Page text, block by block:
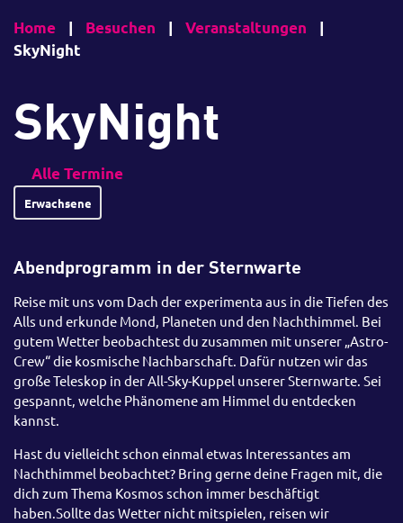
Home | Besuchen | Veranstaltungen
|
SkyNight
SkyNight
Alle Termine
Erwachsene
Abendprogramm in der Sternwarte
Reise mit uns vom Dach der experimenta aus in die Tiefen des
Alls und erkunde Mond, Planeten und den Nachthimmel. Bei
gutem Wetter beobachtest du zusammen mit unserer „Astro-
Crew“ die kosmische Nachbarschaft. Dafür nutzen wir das
große Teleskop in der All-Sky-Kuppel unserer Sternwarte. Sei
gespannt, welche Phänomene am Himmel du entdecken
kannst.
Hast du vielleicht schon einmal etwas Interessantes am
Nachthimmel beobachtet? Bring gerne deine Fragen mit, die
dich zum Thema Kosmos schon immer beschäftigt
haben.Sollte das Wetter nicht mitspielen, reisen wir